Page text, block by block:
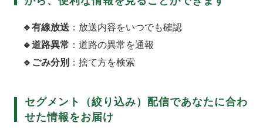
🔹有線放送 ：放送内容をいつでも確認
🔹道路異常 ：道路の異常を通報
🔹ごみ分別 ：捨て方を検索
セグメント（絞り込み）配信であなたに合わ
せた情報をお届け